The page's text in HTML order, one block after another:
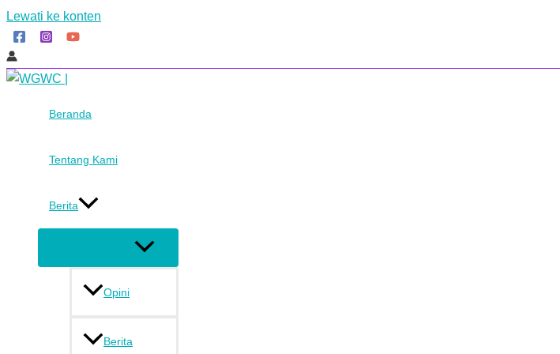
Lewati ke konten
Beranda
Tentang Kami
Berita
Opini
Berita